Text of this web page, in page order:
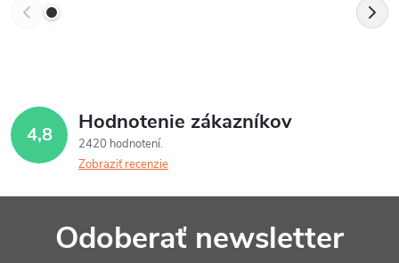
4,8 Hodnotenie zákazníkov
2420 hodnotení
Zobraziť recenzie
Odoberať newsletter